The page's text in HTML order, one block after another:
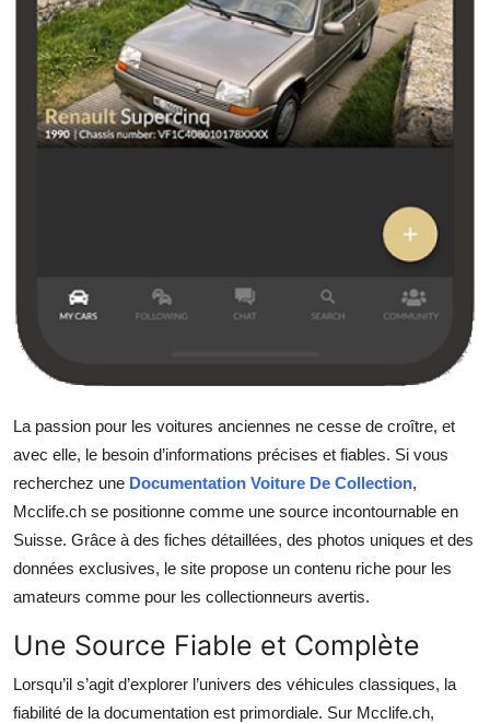
How To
Support Number
La passion pour les voitures anciennes ne cesse de croître, et
avec elle, le besoin d’informations précises et fiables. Si vous
recherchez une Documentation Voiture De Collection,
Mcclife.ch se positionne comme une source incontournable en
Suisse. Grâce à des fiches détaillées, des photos uniques et des
données exclusives, le site propose un contenu riche pour les
amateurs comme pour les collectionneurs avertis.
Une Source Fiable et Complète
Lorsqu’il s’agit d’explorer l’univers des véhicules classiques, la
fiabilité de la documentation est primordiale. Sur Mcclife.ch,